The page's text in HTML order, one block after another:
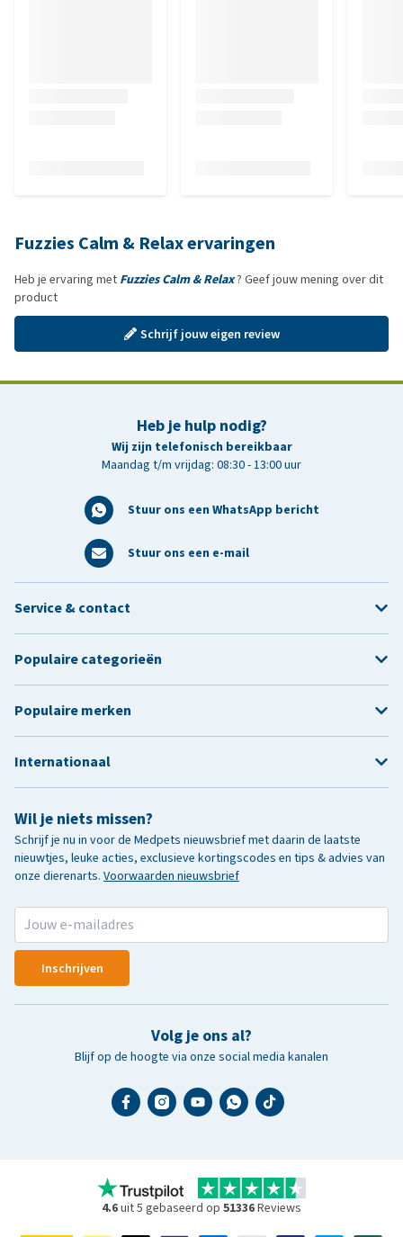
Fuzzies Calm & Relax ervaringen
Heb je ervaring met Fuzzies Calm & Relax? Geef jouw mening over dit
product
Schrijf jouw eigen review
Heb je hulp nodig?
Wij zijn telefonisch bereikbaar
Maandag t/m vrijdag: 08:30 - 13:00 uur
Stuur ons een WhatsApp bericht
Stuur ons een e-mail
Wil je niets missen?
Schrijf je nu in voor de Medpets nieuwsbrief met daarin de laatste
nieuwtjes, leuke acties, exclusieve kortingscodes en tips & advies van
onze dierenarts. Voorwaarden nieuwsbrief
Inschrijven
Volg je ons al?
Blijf op de hoogte via onze social media kanalen
Service & contact
Populaire categorieën
Populaire merken
Internationaal
4.6uit 5 gebaseerd op 51336Reviews